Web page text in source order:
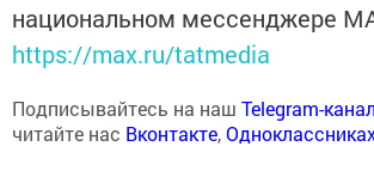
национальном мессенджере
https://max.ru/tatmedia
Подписывайтесь на наш Telegram-канал
читайте нас Вконтакте,